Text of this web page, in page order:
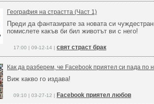
География на страстта (Част 1)
Преди да фантазирате за новата си
помислете какъв би бил животът ви с него!
17:00 | 09-12-14 | свят страст брак
Как да разберем, че Facebook приятел си пада по
Виж какво го издава!
09:10 | 03-27-12 | Facebook приятел любов